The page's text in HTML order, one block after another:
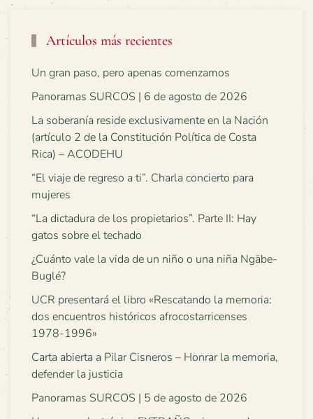
Artículos más recientes
Un gran paso, pero apenas comenzamos
Panoramas SURCOS | 6 de agosto de 2026
La soberanía reside exclusivamente en la Nación
(artículo 2 de la Constitución Política de Costa
Rica) – ACODEHU
“El viaje de regreso a ti”. Charla concierto para
mujeres
“La dictadura de los propietarios”. Parte II: Hay
gatos sobre el techado
¿Cuánto vale la vida de un niño o una niña Ngäbe-
Buglé?
UCR presentará el libro «Rescatando la memoria:
dos encuentros históricos afrocostarricenses
1978-1996»
Carta abierta a Pilar Cisneros – Honrar la memoria,
defender la justicia
Panoramas SURCOS | 5 de agosto de 2026